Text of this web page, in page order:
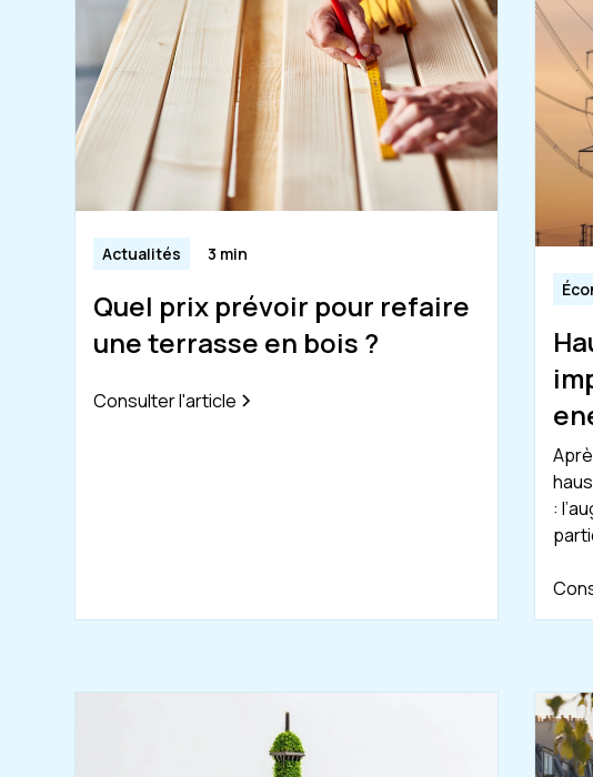
Actualités 3 min
Quel prix prévoir pour refaire
une terrasse en bois ?
Consulter l'article
: